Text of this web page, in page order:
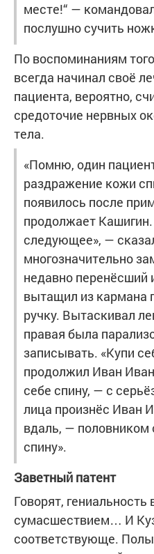
месте!“ —
послушно сучить
По воспоминаниям
всегда начинал своё
пациента, вероятно,
средоточие нервных
тела.
«Помню, один
раздражение кожи
появилось после
продолжает
следующее», —
многозначительно
недавно перенёсший
вытащил из кармана
ручку. Вытаскивал
правая была
записывать. «Купи
продолжил Иван
себе спину, — с
лица произнёс Иван
вдаль, — половником
спину».
Заветный патент
Говорят, гениальность
сумасшествием… И
соответствующе.